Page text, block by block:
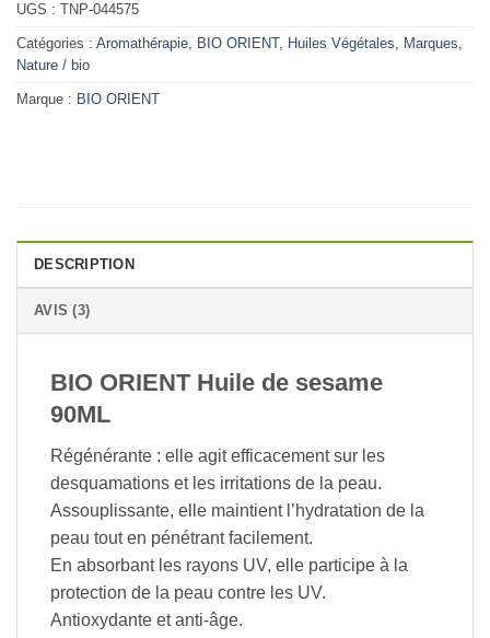
UGS : TNP-044575
Catégories : Aromathérapie, BIO ORIENT, Huiles Végétales, Marques,
Nature / bio
Marque : BIO ORIENT
DESCRIPTION
AVIS (3)
BIO ORIENT Huile de sesame
90ML
Régénérante : elle agit efficacement sur les
desquamations et les irritations de la peau.
Assouplissante, elle maintient l’hydratation de la
peau tout en pénétrant facilement.
En absorbant les rayons UV, elle participe à la
protection de la peau contre les UV.
Antioxydante et anti-âge.